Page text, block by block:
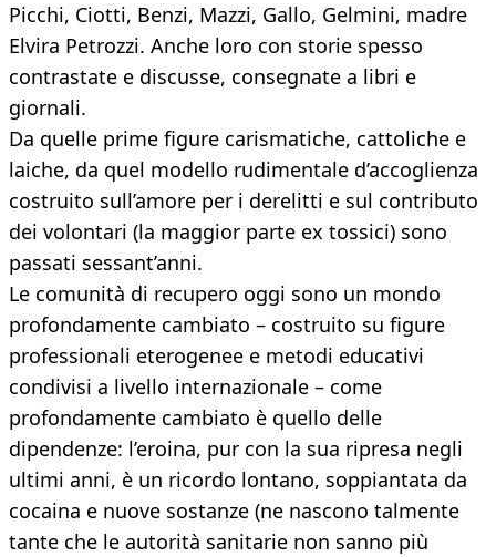
Picchi, Ciotti, Benzi, Mazzi, Gallo, Gelmini, madre
Elvira Petrozzi. Anche loro con storie spesso
contrastate e discusse, consegnate a libri e
giornali.
Da quelle prime figure carismatiche, cattoliche e
laiche, da quel modello rudimentale d’accoglienza
costruito sull’amore per i derelitti e sul contributo
dei volontari (la maggior parte ex tossici) sono
passati sessant’anni.
Le comunità di recupero oggi sono un mondo
profondamente cambiato – costruito su figure
professionali eterogenee e metodi educativi
condivisi a livello internazionale – come
profondamente cambiato è quello delle
dipendenze: l’eroina, pur con la sua ripresa negli
ultimi anni, è un ricordo lontano, soppiantata da
cocaina e nuove sostanze (ne nascono talmente
tante che le autorità sanitarie non sanno più